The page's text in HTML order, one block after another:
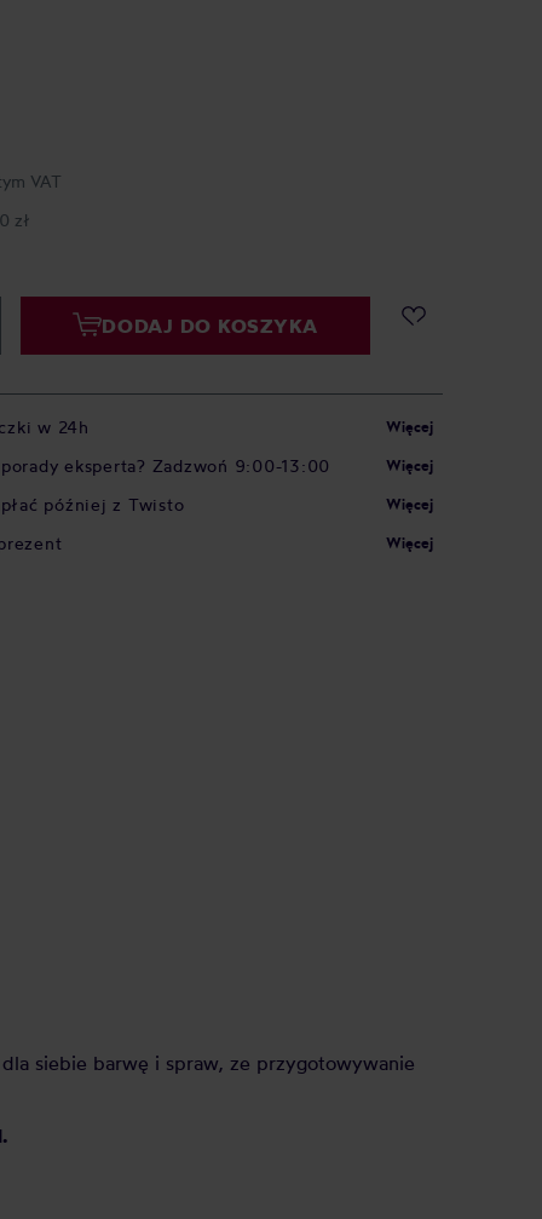
VAT
zł
DODAJ DO KOSZYKA
w 24h Więcej
eksperta? Zadzwoń 9:00-13:00 Więcej
później z Twisto Więcej
Więcej
siebie barwę i spraw, ze przygotowywanie